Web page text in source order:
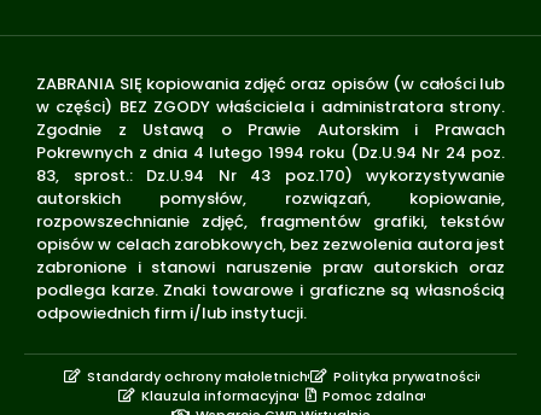
ZABRANIA SIĘ kopiowania zdjęć oraz opisów (w całości lub
w części) BEZ ZGODY właściciela i administratora strony.
Zgodnie z Ustawą o Prawie Autorskim i Prawach
Pokrewnych z dnia 4 lutego 1994 roku (Dz.U.94 Nr 24 poz.
83, sprost.: Dz.U.94 Nr 43 poz.170) wykorzystywanie
autorskich pomysłów, rozwiązań, kopiowanie,
rozpowszechnianie zdjęć, fragmentów grafiki, tekstów
opisów w celach zarobkowych, bez zezwolenia autora jest
zabronione i stanowi naruszenie praw autorskich oraz
podlega karze. Znaki towarowe i graficzne są własnością
odpowiednich firm i/lub instytucji.
Standardy ochrony małoletnich
Polityka prywatności
Klauzula informacyjna
Pomoc zdalna